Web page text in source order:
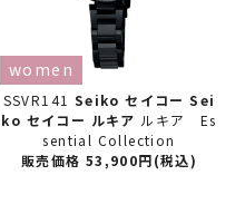
SSVR141 Seiko セイコー Sei
ko セイコー ルキア ルキア Es
sential Collection
women
販売価格 53,900円(税込)